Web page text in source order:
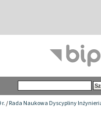
/Rada Naukowa Dyscypliny